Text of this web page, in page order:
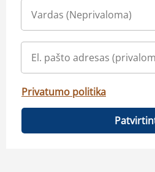
Privatumo politika